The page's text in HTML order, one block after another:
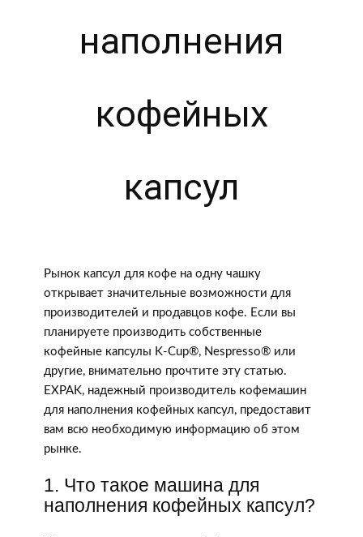
наполнения
кофейных
капсул
Рынок капсул для кофе на одну чашку
открывает значительные возможности для
производителей и продавцов кофе. Если вы
планируете производить собственные
кофейные капсулы K-Cup®, Nespresso® или
другие, внимательно прочтите эту статью.
EXPAK, надежный производитель кофемашин
для наполнения кофейных капсул, предоставит
вам всю необходимую информацию об этом
рынке.
1. Что такое машина для
наполнения кофейных капсул?